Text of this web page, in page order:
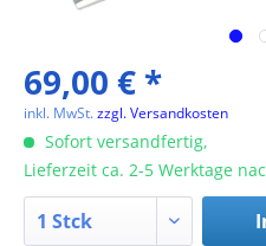
69,00 € *
inkl. MwSt.zzgl. Versandkosten
Sofort versandfertig,
Lieferzeit ca. 2-5 Werktage